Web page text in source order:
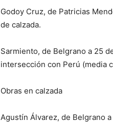
Godoy Cruz, de Patricias
de calzada.
Sarmiento, de Belgrano a 25
intersección con Perú (media
Obras en calzada
Agustín Álvarez, de Belgrano